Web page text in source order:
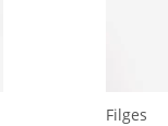
Filges